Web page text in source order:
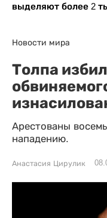
выделяют более 2
Новости мира
Толпа
Арестованы
нападению.
Анастасия Цирулик